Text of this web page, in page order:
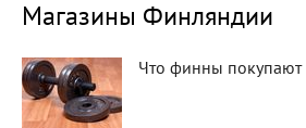
Магазины Финляндии
Что финны покупают